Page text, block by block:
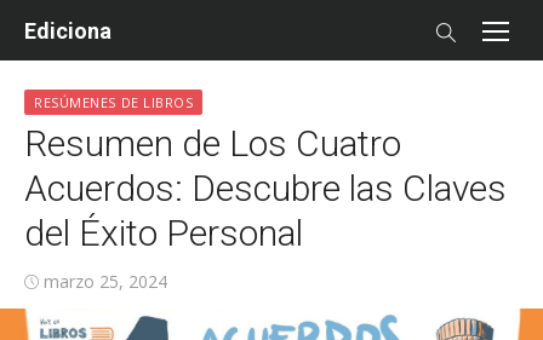
Ediciona
RESÚMENES DE LIBROS
Resumen de Los Cuatro
Acuerdos: Descubre las Claves
del Éxito Personal
Posted
on
marzo 25, 2024